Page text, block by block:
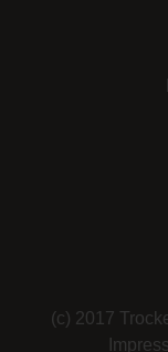
(c) 2017